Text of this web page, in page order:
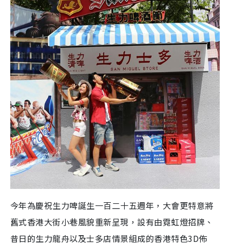
今年為慶祝生力啤誕生一百二十五週年，大會更特意將
舊式香港大街小巷風貌重新呈現，設有由霓虹燈招牌、
昔日的生力龍舟以及士多店情景組成的香港特色3D佈